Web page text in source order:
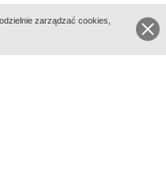
zarządzać cookies,